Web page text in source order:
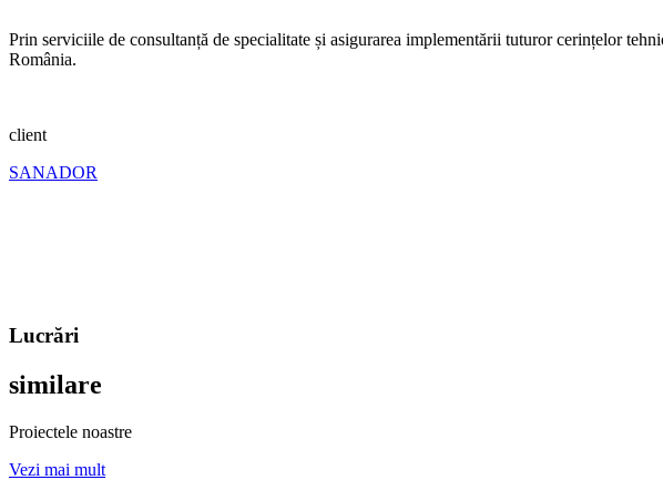
Prin serviciile de consultanță de specialitate și asigurarea implementării tuturor cerințelor
România.
client
SANADOR
Lucrări
similare
Proiectele noastre
Vezi mai mult